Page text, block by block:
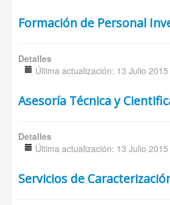
Formación de Personal
Detalles
Última actualización: 13 Julio 2015
Asesoría Técnica y
Detalles
Última actualización: 13 Julio 2015
Servicios de